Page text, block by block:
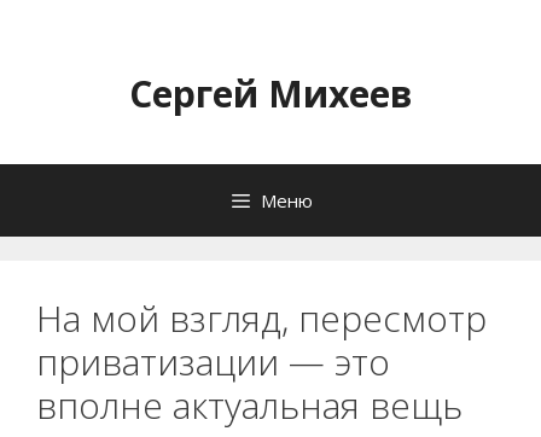
содержимомуСергей Михеев
Меню
На мой взгляд, пересмотр
приватизации — это
вполне актуальная вещь